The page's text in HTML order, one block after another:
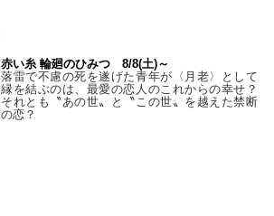
赤い糸 輪廻のひみつ 8/8(土)～
落雷で不慮の死を遂げた青年が〈月老〉として
縁を結ぶのは、最愛の恋人のこれからの幸せ？
それとも〝あの世〟と〝この世〟を越えた禁断
の恋？